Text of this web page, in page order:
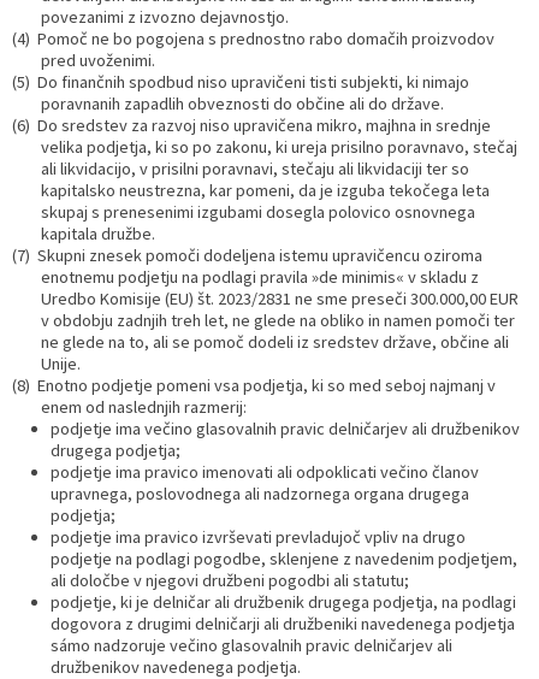
povezanimi z izvozno dejavnostjo.
(4) Pomoč ne bo pogojena s prednostno rabo domačih proizvodov
pred uvoženimi.
(5) Do finančnih spodbud niso upravičeni tisti subjekti, ki nimajo
poravnanih zapadlih obveznosti do občine ali do države.
(6) Do sredstev za razvoj niso upravičena mikro, majhna in srednje
velika podjetja, ki so po zakonu, ki ureja prisilno poravnavo, stečaj
ali likvidacijo, v prisilni poravnavi, stečaju ali likvidaciji ter so
kapitalsko neustrezna, kar pomeni, da je izguba tekočega leta
skupaj s prenesenimi izgubami dosegla polovico osnovnega
kapitala družbe.
(7) Skupni znesek pomoči dodeljena istemu upravičencu oziroma
enotnemu podjetju na podlagi pravila »de minimis« v skladu z
Uredbo Komisije (EU) št. 2023/2831 ne sme preseči 300.000,00 EUR
v obdobju zadnjih treh let, ne glede na obliko in namen pomoči ter
ne glede na to, ali se pomoč dodeli iz sredstev države, občine ali
Unije.
(8) Enotno podjetje pomeni vsa podjetja, ki so med seboj najmanj v
enem od naslednjih razmerij:
podjetje ima večino glasovalnih pravic delničarjev ali družbenikov
drugega podjetja;
podjetje ima pravico imenovati ali odpoklicati večino članov
upravnega, poslovodnega ali nadzornega organa drugega
podjetja;
podjetje ima pravico izvrševati prevladujoč vpliv na drugo
podjetje na podlagi pogodbe, sklenjene z navedenim podjetjem,
ali določbe v njegovi družbeni pogodbi ali statutu;
podjetje, ki je delničar ali družbenik drugega podjetja, na podlagi
dogovora z drugimi delničarji ali družbeniki navedenega podjetja
sámo nadzoruje večino glasovalnih pravic delničarjev ali
družbenikov navedenega podjetja.